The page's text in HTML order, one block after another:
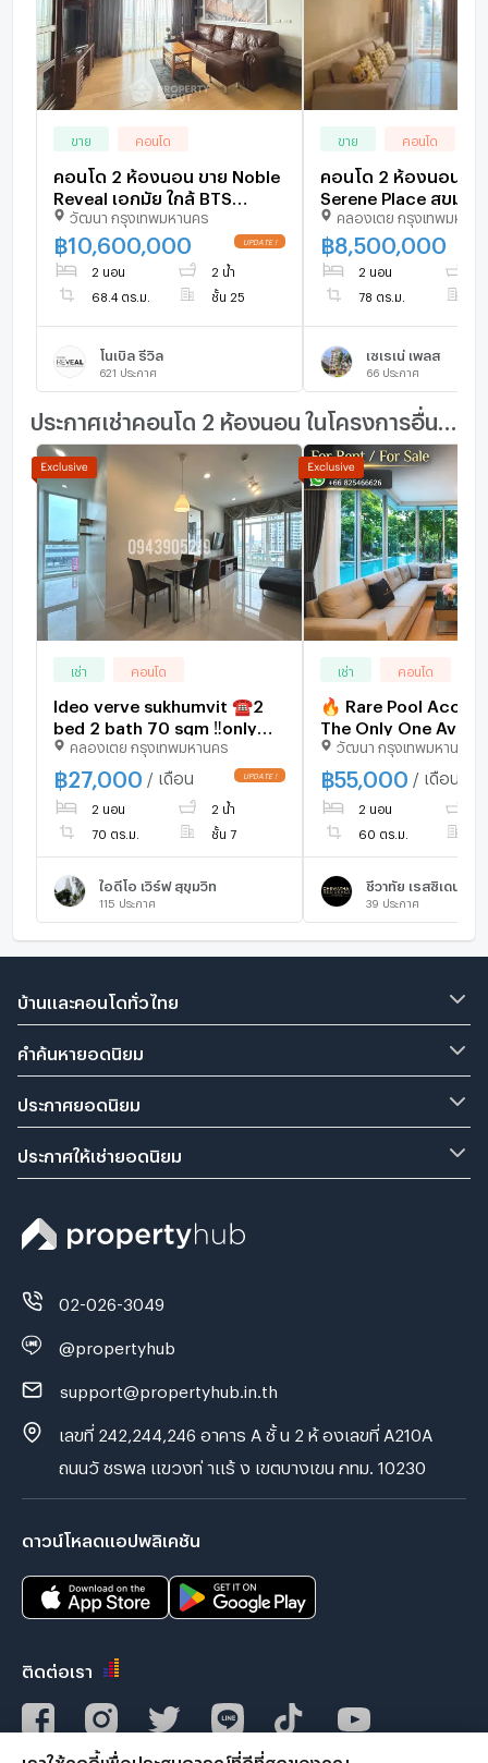
ขาย คอนโด
คอนโด 2 ห้องนอน ขาย Noble
Reveal เอกมัย ใกล้ BTS
เอกมัย 200 ม. (ID 3137392)
วัฒนา กรุงเทพมหานคร
฿10,600,000
2 นอน 2 น้ำ
68.4 ตร.ม. ชั้น 25
โนเบิล รีวิล
621 ประกาศ
ขาย คอนโด
คอนโด 2 ห้องนอน 78
Serene Place สุขุมวิท
BTS พร้อมพงษ์ 400
1724267)
คลองเตย กรุงเทพมหาน
฿8,500,000
2 นอน
78 ตร.ม.
เซเรเน่ เพลส
66 ประกาศ
เช่า คอนโด
Ideo verve sukhumvit ☎️2
bed 2 bath 70 sqm ‼️only
27000/month ‼️Best
price🔆✅
คลองเตย กรุงเทพมหานคร
฿27,000 / เดือน
2 นอน 2 น้ำ
70 ตร.ม. ชั้น 7
ไอดีโอ เวิร์ฟ สุขุมวิท
115 ประกาศ
เช่า คอนโด
🔥 Rare Pool
The Only One
the Project | Luxury
for Rent in
Pool Access Fully Furnished
BTS Thong lor
วัฒนา กรุงเทพมหานคร
฿55,000 / เดือน
2 นอน
60 ตร.ม.
ชีวาทัย เรสซิเดนซ์
39 ประกาศ
บ้านและคอนโดทั่วไทย
คำค้นหายอดนิยม
ประกาศยอดนิยม
ประกาศให้เช่ายอดนิยม
02-026-3049
@propertyhub
support@propertyhub.in.th
เลขที่ 242,244,246 อาคาร A ชั้ น 2 ห้ องเลขที่ A210A
ถนนวั ชรพล แขวงท่ าแร้ ง เขตบางเขน กทม. 10230
ดาวน์โหลดแอปพลิเคชัน
ติดต่อเรา